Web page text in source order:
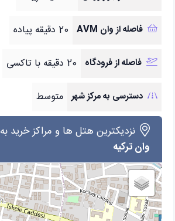
فاصله از وان AVM 20 دقیقه پیاده
فاصله از فرودگاه 20 دقیقه با تاکسی
دسترسی به مرکز شهر متوسط
نزدیکترین هتل ها و مراکز خرید به
وان ترکیه